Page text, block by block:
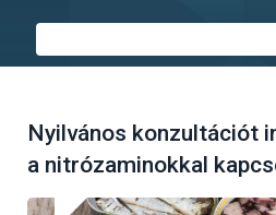
Nyilvános konzultációt
a nitrózaminokkal